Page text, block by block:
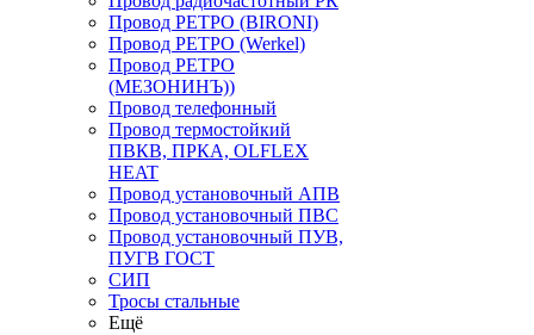
Провод РЕТРО (BIRONI)
Провод РЕТРО (Werkel)
Провод РЕТРО
(МЕЗОНИНЪ))
Провод телефонный
Провод термостойкий
ПВКВ, ПРКА, OLFLEX
HEAT
Провод установочный АПВ
Провод установочный ПВС
Провод установочный ПУВ,
ПУГВ ГОСТ
СИП
Тросы стальные
Ещё